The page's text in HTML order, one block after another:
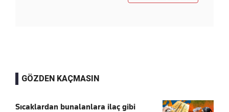
GÖZDEN KAÇMASIN
Sıcaklardan bunalanlara ilaç gibi